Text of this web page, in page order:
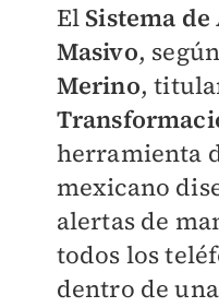
El Sistema
Masivo,
Merino,
herramienta
mexicano
alertas de
todos los
dentro de